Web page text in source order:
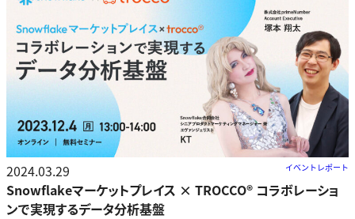
ボレーションで実現するデータ分析基盤
2024.03.29 イベントレポート
Snowflakeマーケットプレイス × TROCCO®︎ コラボレーショ
ンで実現するデータ分析基盤